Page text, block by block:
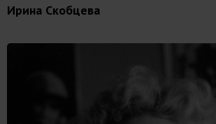
Ирина Скобцева